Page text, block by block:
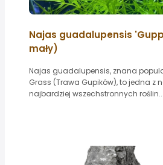
Najas guadalupensis
mały)
Najas guadalupensis, znana
Grass (Trawa Gupików), to jedna z
najbardziej wszechstronnych roślin...